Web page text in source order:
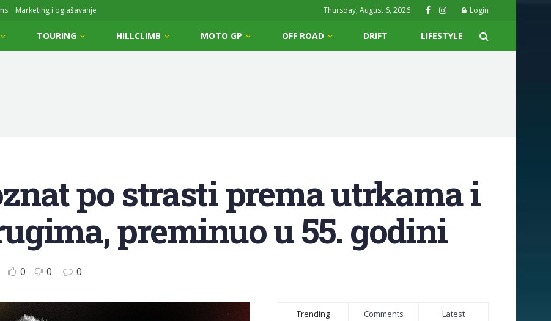
Marketing i oglašavanje Thursday, August 6, 2026 Login
TOURING HILLCLIMB MOTO GP OFF ROAD DRIFT LIFESTYLE
po strasti prema utrkama i
preminuo u 55. godini
0 0 0
Trending Comments Latest